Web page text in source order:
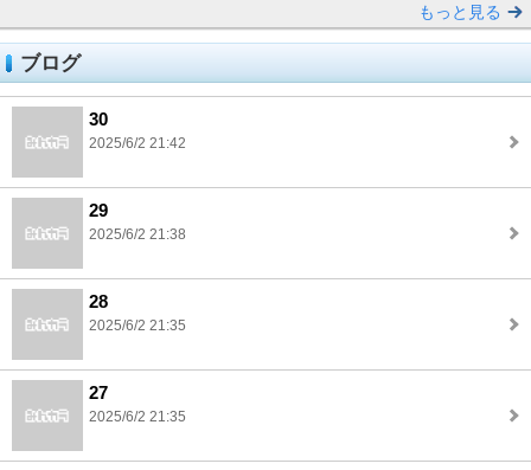
もっと見る
ブログ
30
2025/6/2 21:42
29
2025/6/2 21:38
28
2025/6/2 21:35
27
2025/6/2 21:35